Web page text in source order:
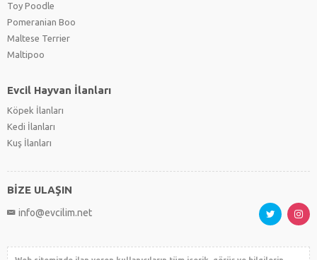
Toy Poodle
Pomeranian Boo
Maltese Terrier
Maltipoo
Evcil Hayvan İlanları
Köpek İlanları
Kedi İlanları
Kuş İlanları
BİZE ULAŞIN
info@evcilim.net